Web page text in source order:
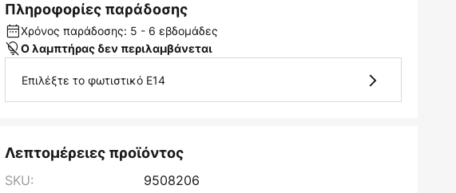
Πληροφορίες παράδοσης
Χρόνος παράδοσης: 5 - 6 εβδομάδες
Ο λαμπτήρας δεν περιλαμβάνεται
Επιλέξτε το φωτιστικό E14
Λεπτομέρειες προϊόντος
SKU:
9508206